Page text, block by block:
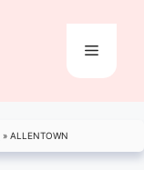
Menú
» ALLENTOWN